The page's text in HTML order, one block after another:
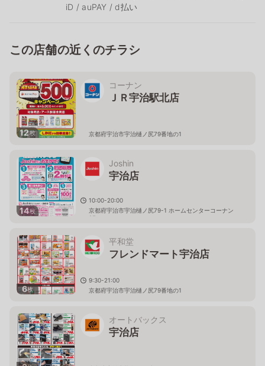
iD / auPAY / d払い
この店舗の近くのチラシ
12枚
コーナン
ＪＲ宇治駅北店
京都府宇治市宇治樋ノ尻79番地の1
14枚
Joshin
宇治店
10:00-20:00
京都府宇治市宇治樋ノ尻79-1 ホームセンターコーナン
2F
6枚
平和堂
フレンドマート宇治店
9:30-21:00
京都府宇治市宇治樋ノ尻79番地の1
オートバックス
宇治店